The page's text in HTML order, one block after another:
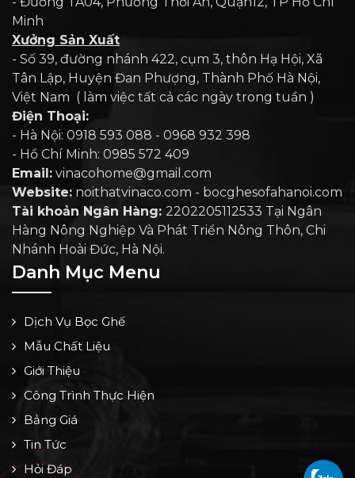
Minh
Xưởng Sản Xuất
- Số 39, đường nhánh 422, cụm 3, thôn Hạ Hội, Xã
Tân Lập, Huyện Đan Phượng, Thành Phố Hà Nội,
Việt Nam ( làm việc tất cả các ngày trong tuần )
Điện Thoại:
- Hà Nội: 0918 593 088 - 0968 932 398
- Hồ Chí Minh: 0985 572 409
Email: vinacohome@gmail.com
Website: noithatvinaco.com - bocghesofahanoi.com
Tài khoản Ngân Hàng: 2202205112533 Tại Ngân
Hàng Nông Nghiệp Và Phát Triển Nông Thôn, Chi
Nhánh Hoài Đức, Hà Nội.
Danh Mục Menu
Dịch Vụ Bọc Ghế
Mẫu Chất Liệu
Giới Thiệu
Công Trình Thực Hiện
Bảng Giá
Tin Tức
Hỏi Đáp